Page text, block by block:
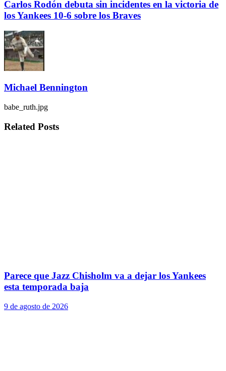
Carlos Rodón debuta sin incidentes en la victoria de
los Yankees 10-6 sobre los Braves
Michael Bennington
babe_ruth.jpg
Related Posts
Parece que Jazz Chisholm va a dejar los Yankees
esta temporada baja
9 de agosto de 2026